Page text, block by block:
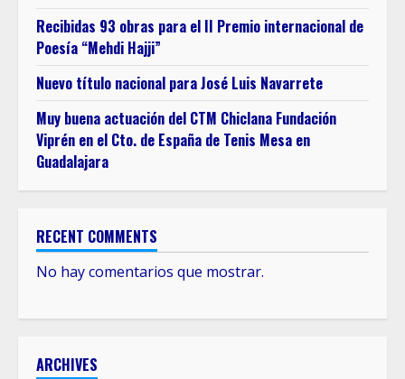
Recibidas 93 obras para el II Premio internacional de
Poesía “Mehdi Hajji”
Nuevo título nacional para José Luis Navarrete
Muy buena actuación del CTM Chiclana Fundación
Viprén en el Cto. de España de Tenis Mesa en
Guadalajara
RECENT COMMENTS
No hay comentarios que mostrar.
ARCHIVES